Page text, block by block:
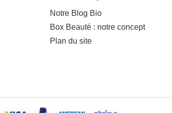
Notre Blog Bio
Box Beauté : notre concept
Plan du site